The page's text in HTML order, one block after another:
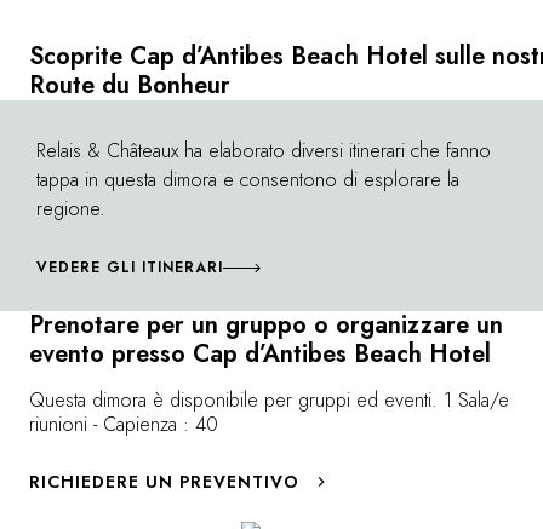
Scoprite Cap d’Antibes Beach Hotel sulle
Route du Bonheur
©
Relais & Châteaux ha elaborato diversi itinerari che fanno
tappa in questa dimora e consentono di esplorare la
regione.
VEDERE GLI ITINERARI
Prenotare per un gruppo o organizzare un
evento presso Cap d’Antibes Beach Hotel
Questa dimora è disponibile per gruppi ed eventi. 1 Sala/e
riunioni - Capienza : 40
RICHIEDERE UN PREVENTIVO
conducono al Fort Carré, alla Porta marina,
alla cinta muraria e al Port Vauban. La sua
anima provenzale si assapora anche nei
mercati della città, che seducono con frutta e
verdura baciate dal sole. Perdetevi nei vicoli
di questa città pittoresca, ascoltate le diverse
lingue parlare ai tavolini dei bar, ubriacatevi
ecco a voi la Provenza!
calette
più grande
Vauban,
Una foresta
di sentieri
sull'isola di
raggiungibili
Cannes, Juan